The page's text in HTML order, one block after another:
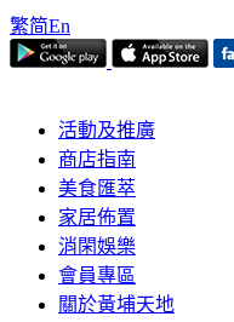
繁简En
活動及推廣
商店指南
美食匯萃
家居佈置
消閑娛樂
會員專區
關於黃埔天地